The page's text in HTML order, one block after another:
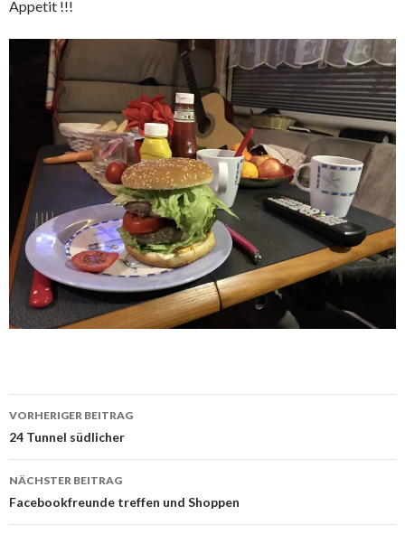
Appetit !!!
Beitrags-
Navigation
VORHERIGER BEITRAG
24 Tunnel südlicher
NÄCHSTER BEITRAG
Facebookfreunde treffen und Shoppen